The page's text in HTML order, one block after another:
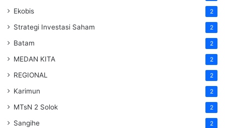
Ekobis 2
Strategi Investasi Saham 2
Batam 2
MEDAN KITA 2
REGIONAL 2
Karimun 2
MTsN 2 Solok 2
Sangihe 2